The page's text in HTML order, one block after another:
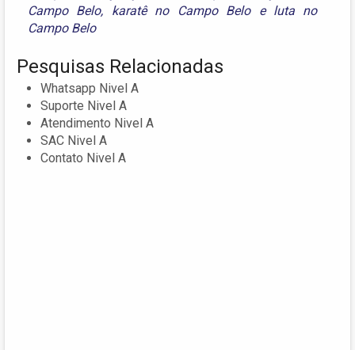
Campo Belo, karatê no Campo Beloe luta no
Campo Belo
Pesquisas Relacionadas
Whatsapp Nivel A
Suporte Nivel A
Atendimento Nivel A
SAC Nivel A
Contato Nivel A